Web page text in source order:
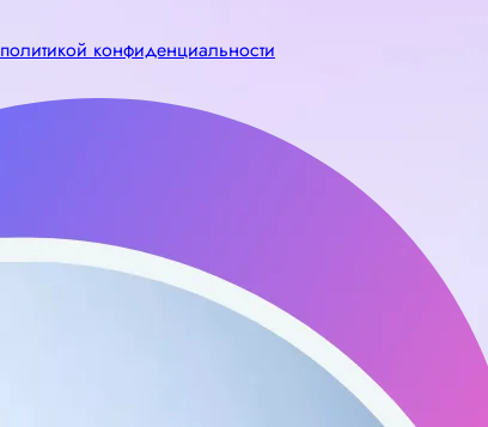
политикой конфиденциальности